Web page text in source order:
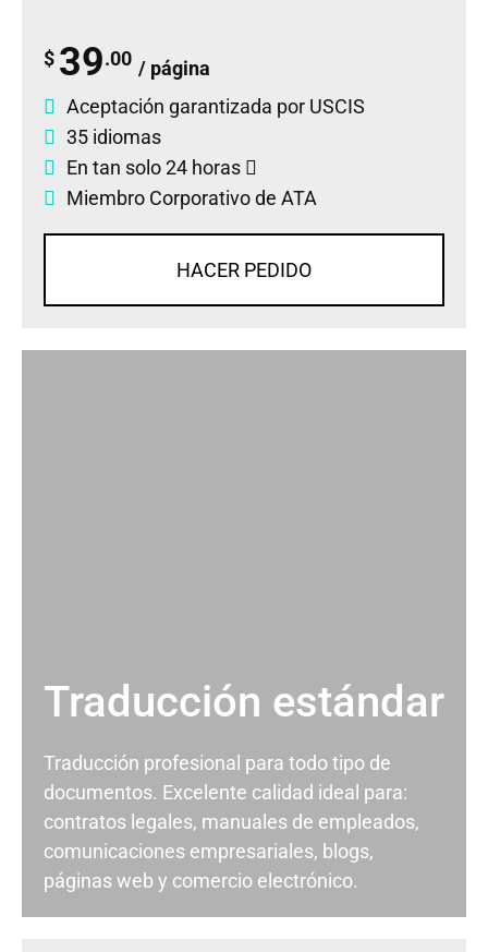
$ 39.00 / página
Aceptación garantizada por USCIS
35 idiomas
En tan solo 24 horas
Miembro Corporativo de ATA
HACER PEDIDO
Traducción estándar
Traducción profesional para todo tipo de
documentos. Excelente calidad ideal para:
contratos legales, manuales de empleados,
comunicaciones empresariales, blogs,
páginas web y comercio electrónico.